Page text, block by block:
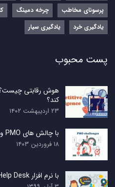
پرسونای مخاطب
چرخه دمینگ
یادگیری خرد
یادگیری سیار
پست محبوب
هوش رقابتی
کند؟
۲۳ اردیبهشت ۱۴۰۲
با چالش های PMO و نحوه حل این چالش ها آشنا شویم
۱۸ فروردین ۱۴۰۳
با نرم افزار Help Desk و ویژگی‌های آن آشنا شوید